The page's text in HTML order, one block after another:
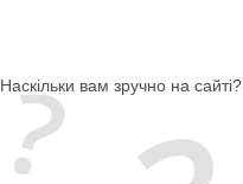
Наскільки вам зручно на сайті?